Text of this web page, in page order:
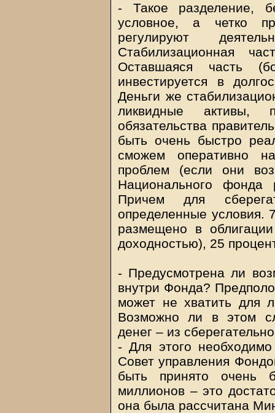
- Такое разделение,
условное, а четко
регулируют
Стабилизационная
Оставшаяся часть
инвестируется в
Деньги же
ликвидные активы,
обязательства
быть очень быстро
сможем оперативно
проблем (если они
Национального
Причем для
определенные условия.
размещено в
доходностью), 25
- Предусмотрена ли
внутри Фонда?
может не хватить для
Возможно ли в этом
денег – из
- Для этого
Совет управления
быть принято
миллионов – это
она была рассчитана